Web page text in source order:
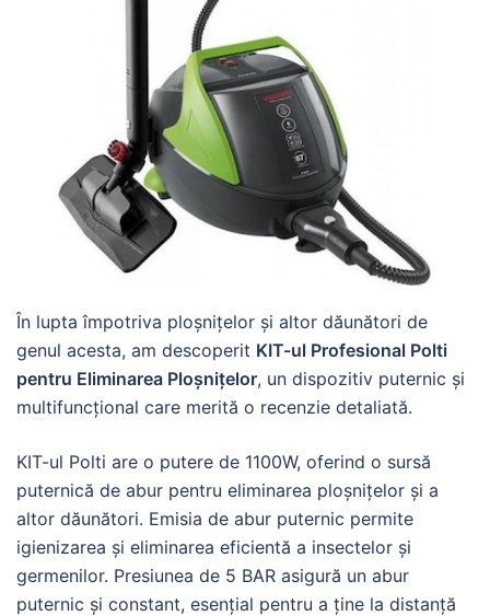
În lupta împotriva ploșnițelor și altor dăunători de
genul acesta, am descoperit KIT-ul Profesional Polti
pentru Eliminarea Ploșnițelor, un dispozitiv puternic și
multifuncțional care merită o recenzie detaliată.
KIT-ul Polti are o putere de 1100W, oferind o sursă
puternică de abur pentru eliminarea ploșnițelor și a
altor dăunători. Emisia de abur puternic permite
igienizarea și eliminarea eficientă a insectelor și
germenilor. Presiunea de 5 BAR asigură un abur
puternic și constant, esențial pentru a ține la distanță